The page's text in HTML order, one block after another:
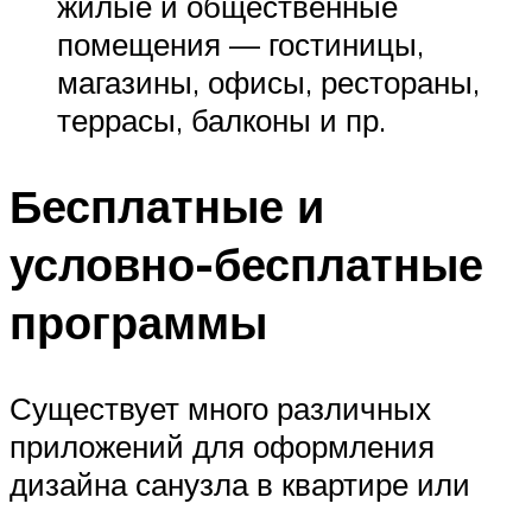
помещения — гостиницы,
магазины, офисы, рестораны,
террасы, балконы и пр.
Бесплатные и
условно-бесплатные
программы
Существует много различных
приложений для оформления
дизайна санузла в квартире или